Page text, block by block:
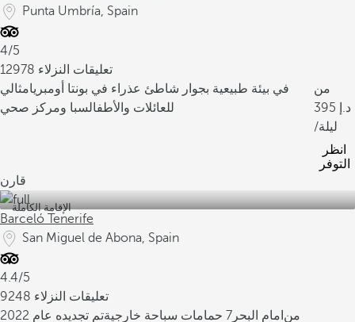
Punta Umbría, Spain
4/5
12978 تعليقات النزلاء
في بيئة طبيعية بجوار شاطئ عذراء في بونتا أومبريامثالي
للعائلات والأطفالسبا ومركز صحي
من
395
/ليلة
انظر
التوفر
قارن
الإقامة الكاملة
Barceló Tenerife
San Miguel de Abona, Spain
4.4/5
9248 تعليقات النزلاء
امام البحر 7 حمامات سباحة خارجية تم تجديده عام 2022 من